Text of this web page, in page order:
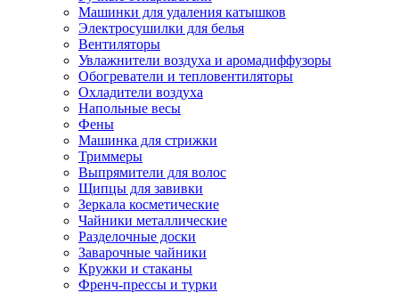
Машинки для удаления катышков
Электросушилки для белья
Вентиляторы
Увлажнители воздуха и аромадиффузоры
Обогреватели и тепловентиляторы
Охладители воздуха
Напольные весы
Фены
Машинка для стрижки
Триммеры
Выпрямители для волос
Щипцы для завивки
Зеркала косметические
Чайники металлические
Разделочные доски
Заварочные чайники
Кружки и стаканы
Френч-прессы и турки